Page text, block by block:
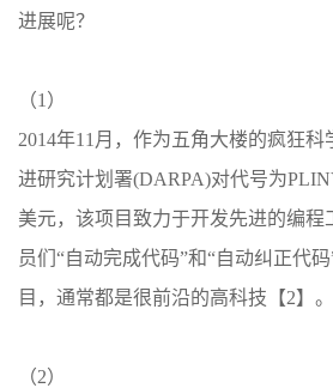
进展呢？
（1）
2014年11月，作为五角大楼的疯狂
进研究计划署(DARPA)对代号为
美元，该项目致力于开发先进的编程
员们“自动完成代码”和“自动纠正代
目，通常都是很前沿的高科技【2】。
（2）